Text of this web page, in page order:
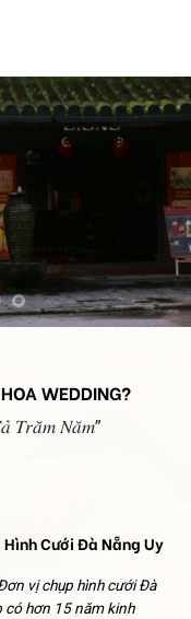
WEDDING?
𝑇𝑟𝑎̆𝑚 𝑁𝑎̆𝑚”
Cưới Đà Nẵng Uy
vị chụp hình cưới Đà
có hơn 15 năm kinh